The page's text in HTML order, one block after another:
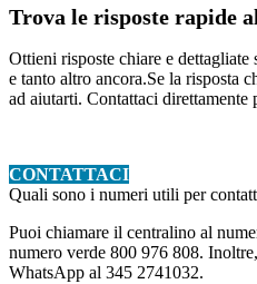
Trova le risposte rapide
Ottieni risposte chiare e
e tanto altro ancora.Se la risposta
ad aiutarti. Contattaci direttamente
CONTATTACI
Quali sono i numeri utili per
Puoi chiamare il centralino al
numero verde 800 976 808.
WhatsApp al 345 2741032.